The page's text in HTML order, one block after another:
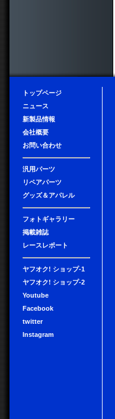
トップページ
ニュース
新製品情報
会社概要
お問い合わせ
汎用パーツ
リペアパーツ
グッズ＆アパレル
フォトギャラリー
掲載雑誌
レースレポート
ヤフオク! ショップ-1
ヤフオク! ショップ-2
Youtube
Facebook
twitter
Instagram